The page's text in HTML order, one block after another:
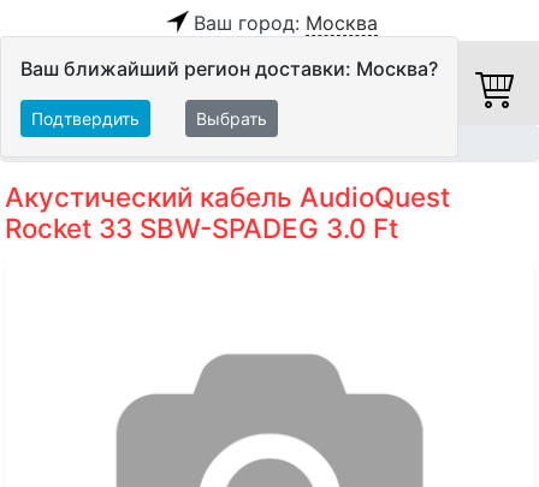
Ваш город: Москва
Ваш ближайший регион доставки: Москва?
Подтвердить Выбрать
Акустический кабель AudioQuest
Rocket 33 SBW-SPADEG 3.0 Ft